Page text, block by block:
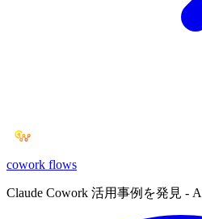
cowork flows
Claude Cowork 活用事例を発見 -